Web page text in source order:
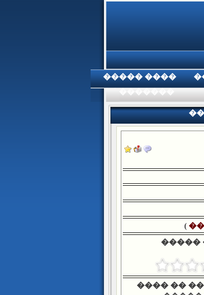
���� �����
)
�����
���� ��